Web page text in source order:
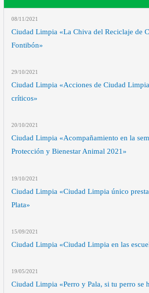
08/11/2021
Ciudad Limpia «La Chiva del Reciclaje de
Fontibón»
29/10/2021
Ciudad Limpia «Acciones de Ciudad
críticos»
20/10/2021
Ciudad Limpia «Acompañamiento en la
Protección y Bienestar Animal 2021»
19/10/2021
Ciudad Limpia «Ciudad Limpia único
Plata»
15/09/2021
Ciudad Limpia «Ciudad Limpia en las
19/05/2021
Ciudad Limpia «Perro y Pala, si tu perro se